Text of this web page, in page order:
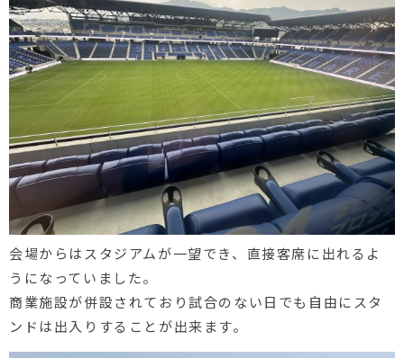
会場からはスタジアムが一望でき、直接客席に出れるよ
うになっていました。
商業施設が併設されており試合のない日でも自由にスタ
ンドは出入りすることが出来ます。